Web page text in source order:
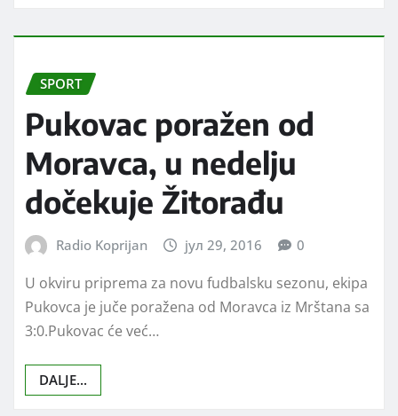
SPORT
Pukovac poražen od
Moravca, u nedelju
dočekuje Žitorađu
Radio Koprijan јул 29, 2016 0
U okviru priprema za novu fudbalsku sezonu, ekipa
Pukovca je juče poražena od Moravca iz Mrštana sa
3:0.Pukovac će već…
DALJE...